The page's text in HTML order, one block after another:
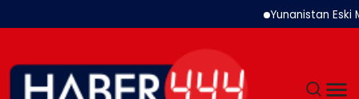
Yunanistan Eski